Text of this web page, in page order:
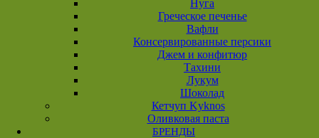
Нуга
Греческое печенье
Вафли
Консервированные персики
Джем и конфитюр
Тахини
Лукум
Шоколад
Кетчуп Kyknos
Оливковая паста
БРЕНДЫ